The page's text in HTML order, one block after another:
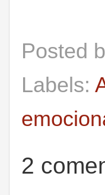
Posted
Labels:
2